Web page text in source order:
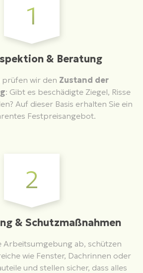
1
& Beratung
prüfen wir den Zustand der
: Gibt es beschädigte Ziegel, Risse
Auf dieser Basis erhalten Sie ein
Festpreisangebot.
2
& Schutzmaßnahmen
Arbeitsumgebung ab, schützen
wie Fenster, Dachrinnen oder
und stellen sicher, dass alles